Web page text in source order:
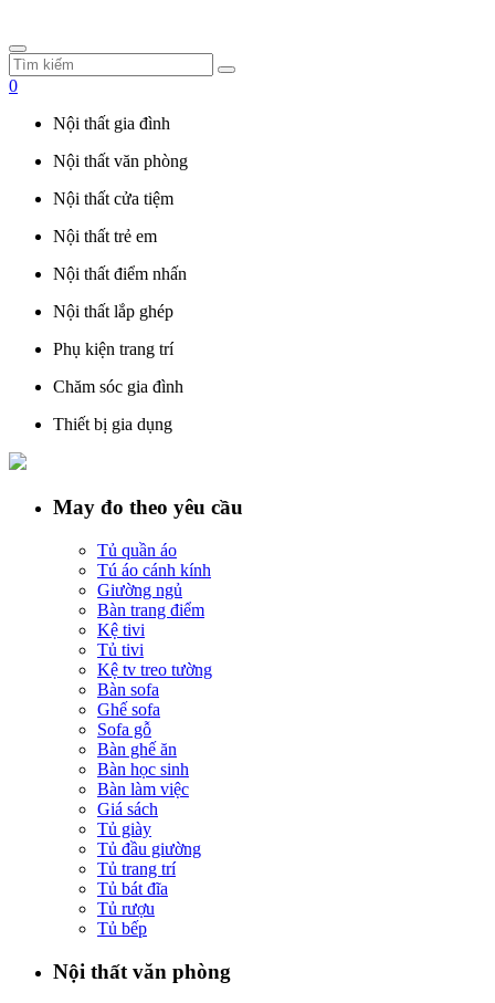
0
Nội thất gia đình
Nội thất văn phòng
Nội thất cửa tiệm
Nội thất trẻ em
Nội thất điểm nhấn
Nội thất lắp ghép
Phụ kiện trang trí
Chăm sóc gia đình
Thiết bị gia dụng
May đo theo yêu cầu
Tủ quần áo
Tú áo cánh kính
Giường ngủ
Bàn trang điểm
Kệ tivi
Tủ tivi
Kệ tv treo tường
Bàn sofa
Ghế sofa
Sofa gỗ
Bàn ghế ăn
Bàn học sinh
Bàn làm việc
Giá sách
Tủ giày
Tủ đầu giường
Tủ trang trí
Tủ bát đĩa
Tủ rượu
Tủ bếp
Nội thất văn phòng